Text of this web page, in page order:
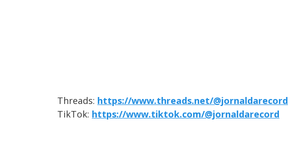
Threads: https://www.threads.net/@jornaldarecord
TikTok: https://www.tiktok.com/@jornaldarecord